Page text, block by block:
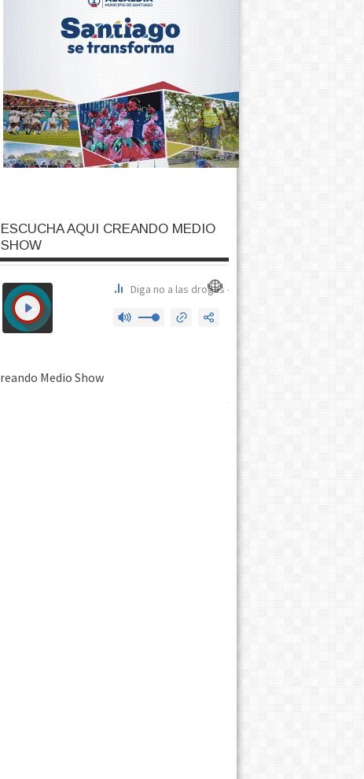
ESCUCHA AQUI CREANDO MEDIO
SHOW